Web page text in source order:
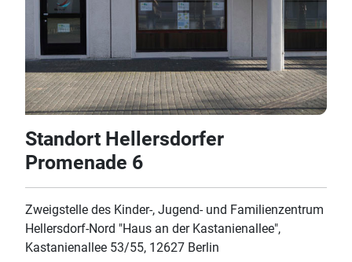
Standort Hellersdorfer
Promenade 6
Zweigstelle des Kinder-, Jugend- und Familienzentrum
Hellersdorf-Nord "Haus an der Kastanienallee",
Kastanienallee 53/55, 12627 Berlin